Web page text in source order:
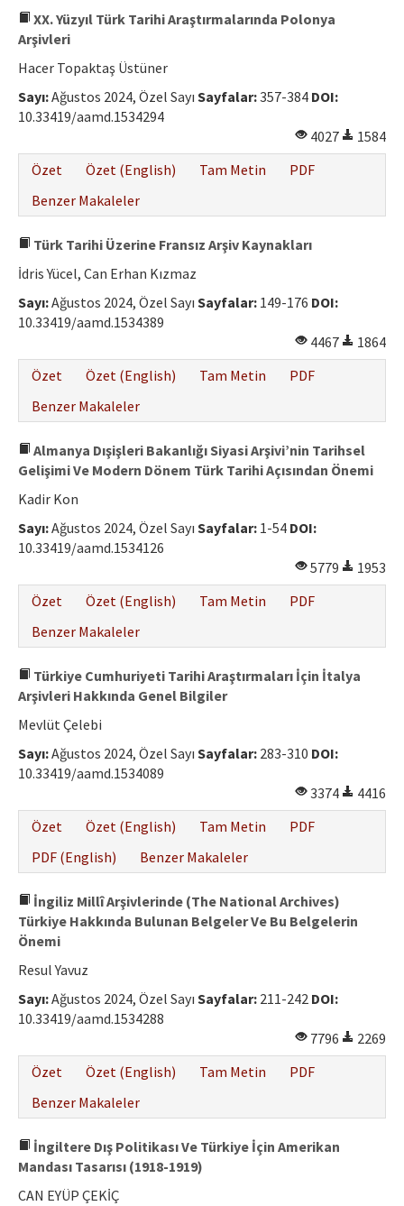
XX. Yüzyıl Türk Tarihi Araştırmalarında Polonya
Arşivleri
Hacer Topaktaş Üstüner
Sayı:Ağustos 2024, Özel Sayı Sayfalar:357-384 DOI:
10.33419/aamd.1534294
4027
1584
Özet
Özet (English) Tam Metin
PDF
Benzer Makaleler
Türk Tarihi Üzerine Fransız Arşiv Kaynakları
İdris Yücel, Can Erhan Kızmaz
Sayı:Ağustos 2024, Özel Sayı Sayfalar: 149-176 DOI:
10.33419/aamd.1534389
4467
1864
Özet
Özet (English) Tam Metin
PDF
Benzer Makaleler
Almanya Dışişleri Bakanlığı Siyasi Arşivi’nin Tarihsel
Gelişimi Ve Modern Dönem Türk Tarihi Açısından Önemi
Kadir Kon
Sayı:Ağustos 2024, Özel Sayı Sayfalar: 1-54 DOI:
10.33419/aamd.1534126
5779
1953
Özet
Özet (English) Tam Metin
PDF
Benzer Makaleler
Türkiye Cumhuriyeti Tarihi Araştırmaları İçin İtalya
Arşivleri Hakkında Genel Bilgiler
Mevlüt Çelebi
Sayı:Ağustos 2024, Özel Sayı Sayfalar: 283-310 DOI:
10.33419/aamd.1534089
3374
4416
Özet
Özet (English) Tam Metin
PDF
PDF (English)
Benzer Makaleler
İngiliz Millî Arşivlerinde (The National Archives)
Türkiye Hakkında Bulunan Belgeler Ve Bu Belgelerin
Önemi
Resul Yavuz
Sayı:Ağustos 2024, Özel Sayı Sayfalar: 211-242 DOI:
10.33419/aamd.1534288
7796
2269
Özet
Özet (English) Tam Metin
PDF
Benzer Makaleler
İngiltere Dış Politikası Ve Türkiye İçin Amerikan
Mandası Tasarısı (1918-1919)
CAN EYÜP ÇEKİÇ